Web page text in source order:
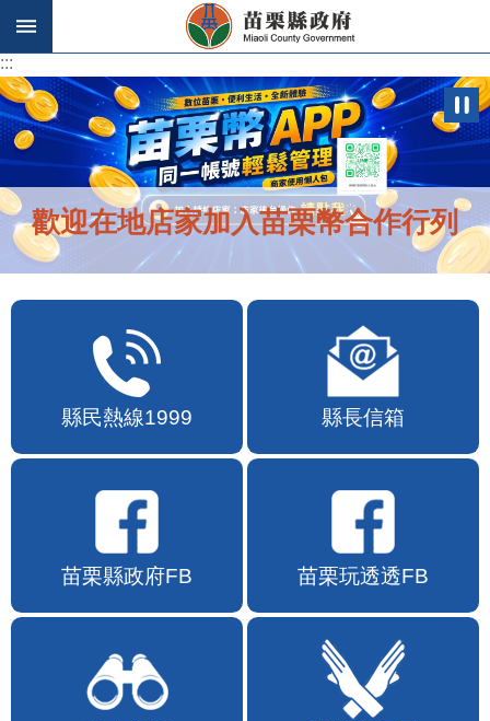
跳到主要內容區塊
:::
:::
歡迎在地店家加入苗栗幣合作行列
縣民熱線1999 縣長信箱
苗栗縣政府FB 苗栗玩透透FB